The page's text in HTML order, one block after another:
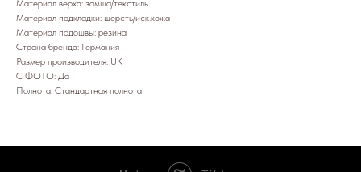
Материал верха: замша/текстиль
Материал подкладки: шерсть/иск.кожа
Материал подошвы: резина
Страна бренда: Германия
Размер производителя: UK
С ФОТО: Да
Полнота: Стандартная полнота